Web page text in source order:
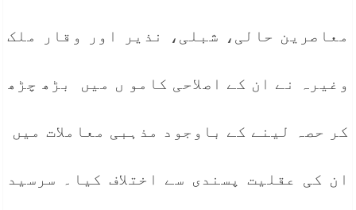
معاصرین حالی، شبلی، نذیر اور وقار ملک
وغیرہ نے ان کے اصلاحی کامو ں میں بڑھ چڑھ
کر حصہ لینے کے باوجود مذہبی معاملات میں
ان کی عقلیت پسندی سے اختلاف کیا۔ سرسید